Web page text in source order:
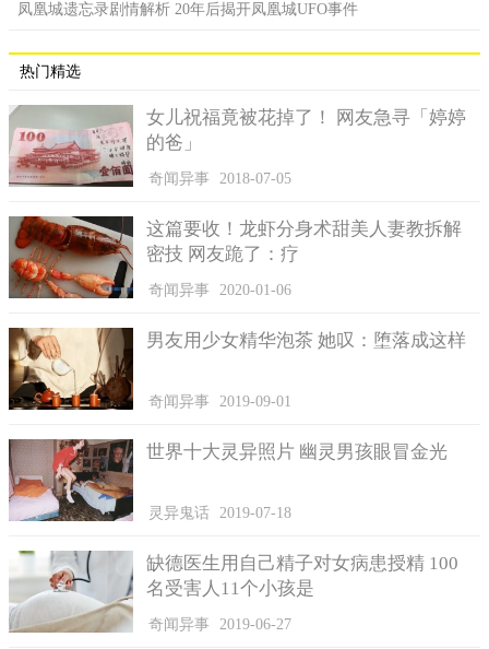
跟着变换。它在距离客机1公里多的时候，突然失去了踪影，连雷
分析怪车
对于贵阳发生的“空中怪车”事件，有很大一部分人认为是地
球以外的生物到访了，外星人肯定是存在的，且它们的科学技术
比较人类的强大的多，才会造成这么严重的破坏。
究，他坚信当天晚上出现的不明飞行怪器绝对不是大家幻想的，
而是确实存在的事实。
此飞行怪器应该是一种依靠射流推动的飞碟。按照他以往的
凤凰城遗忘录剧情解析 20年后揭开凤凰城UFO事件
热门精选
女儿祝福竟被花掉了！ 网友急寻「婷婷
的爸」
奇闻异事 2018-07-05
这篇要收！龙虾分身术甜美人妻教拆解
密技 网友跪了：疗
奇闻异事 2020-01-06
男友用少女精华泡茶 她叹：堕落成这样
奇闻异事 2019-09-01
世界十大灵异照片 幽灵男孩眼冒金光
灵异鬼话 2019-07-18
缺德医生用自己精子对女病患授精 100
名受害人11个小孩是
奇闻异事 2019-06-27